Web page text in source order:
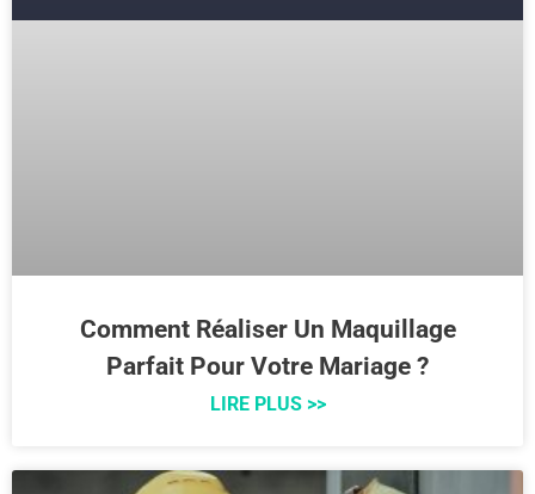
Comment Réaliser Un Maquillage
Parfait Pour Votre Mariage ?
LIRE PLUS >>